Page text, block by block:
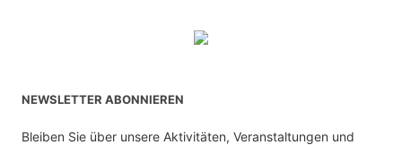
NEWSLETTER ABONNIEREN
Bleiben Sie über unsere Aktivitäten, Veranstaltungen und